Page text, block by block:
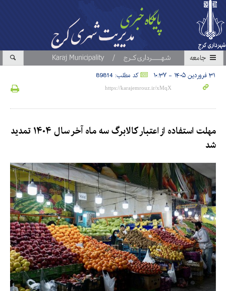
جامعه
۳۱ فروردین ۱۴۰۵ - ۱۰:۳۷ کد مطلب: 89814
‌مهلت استفاده از اعتبار کالابرگ سه ماه آخر سال ۱۴۰۴ تمدید
شد